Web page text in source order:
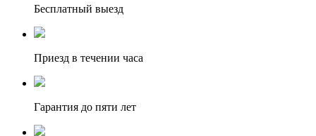
Бесплатный выезд
Приезд в течении часа
Гарантия до пяти лет